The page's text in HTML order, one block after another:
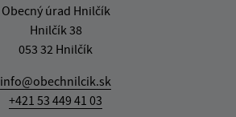
Obecný úrad Hnilčík
Hnilčík 38
053 32 Hnilčík
info@obechnilcik.sk
+421 53 449 41 03